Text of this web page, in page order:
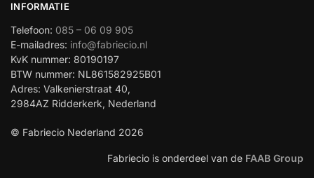
INFORMATIE
Telefoon: 085 – 06 09 905
E-mailadres: info@fabriecio.nl
KvK nummer: 80190197
BTW nummer: NL861582925B01
Adres: Valkenierstraat 40,
2984AZ Ridderkerk, Nederland
© Fabriecio Nederland 2026
Fabriecio is onderdeel van de FAAB Group